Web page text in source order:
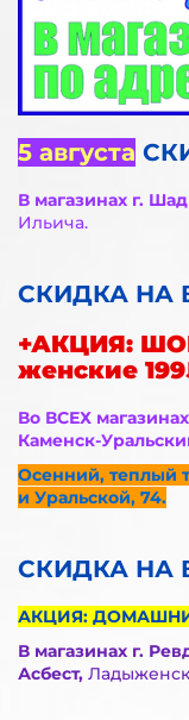
5 августа
В магазинах г.
Ильича.
СКИДКА НА
+АКЦИЯ:
женские
Во ВСЕХ
Каменск-
Осенний, теплый
и Уральской, 74.
СКИДКА НА
АКЦИЯ:
В магазинах г.
Асбест,